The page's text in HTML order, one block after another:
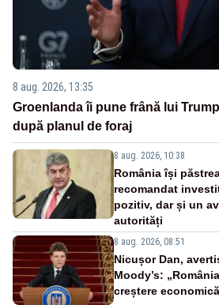
8 aug. 2026, 13:35
Groenlanda îi pune frână lui
după planul de foraj
8 aug. 2026, 10:38
România își
recomandat
pozitiv, dar și un
autorități
8 aug. 2026, 08:51
Nicușor Dan,
Moody’s:
creștere